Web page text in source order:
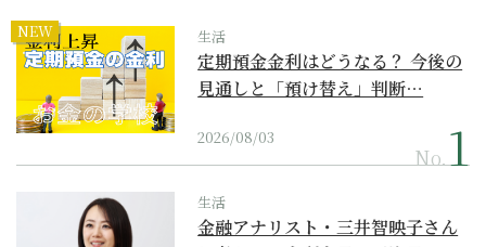
NEW 生活
定期預金金利はどうなる？ 今後の
見通しと「預け替え」判断…
2026/08/03
No.
生活
金融アナリスト・三井智映子さん